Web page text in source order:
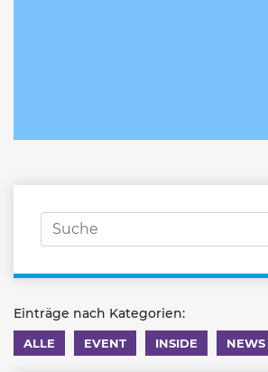
Einträge nach Kategorien:
ALLE EVENT INSIDE NEWS